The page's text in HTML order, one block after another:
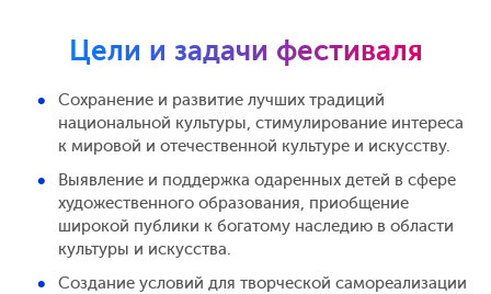
Цели и задачи фестиваля
Сохранение и развитие лучших традиций
национальной культуры, стимулирование интереса
к мировой и отечественной культуре и искусству.
Выявление и поддержка одаренных детей в сфере
художественного образования, приобщение
широкой публики к богатому наследию в области
культуры и искусства.
Создание условий для творческой самореализации